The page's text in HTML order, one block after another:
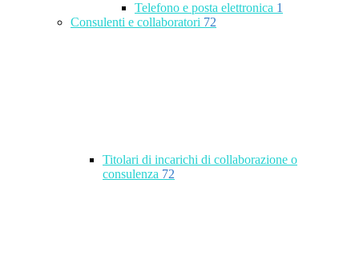
Telefono e posta elettronica 1
Consulenti e collaboratori 72
Titolari di incarichi di collaborazione o
consulenza 72